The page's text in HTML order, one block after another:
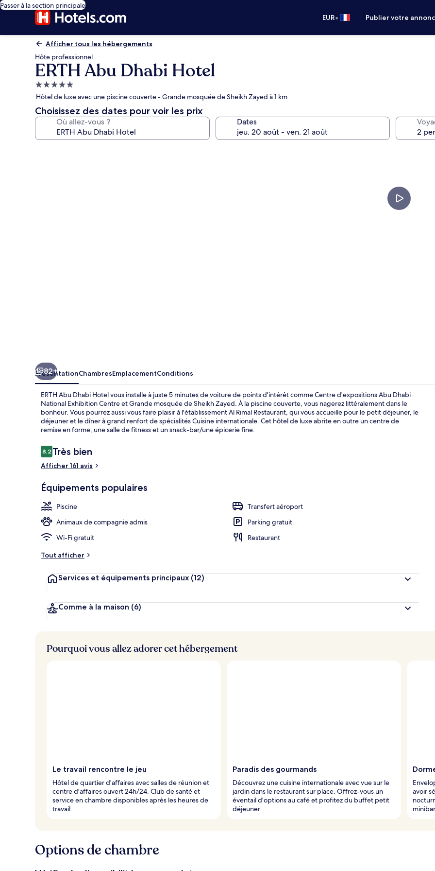
Passer à la section principale
EUR• Publier votre
Afficher tous les hébergements
Hôte professionnel
ERTH Abu Dhabi Hotel
Hébergement
5.0 étoiles
Hôtel de luxe avec une piscine couverte - Grande mosquée de Sheikh Zayed à 1 km
Choisissez des dates pour voir les prix
Où allez-vous ? Dates
Extérieur
82+
PrésentationChambresEmplacementConditions
ERTH Abu Dhabi Hotel vous installe à juste 5 minutes de voiture de points d'intérêt comme Centre d'expositions Abu Dhabi
National Exhibition Centre et Grande mosquée de Sheikh Zayed. À la piscine couverte, vous nagerez littéralement dans le
bonheur. Vous pourrez aussi vous faire plaisir à l'établissement Al Rimal Restaurant, qui vous accueille pour le petit déjeuner, le
déjeuner et le dîner à grand renfort de spécialités Cuisine internationale. Cet hôtel de luxe abrite en outre un centre de
remise en forme, une salle de fitness et un snack-bar/une épicerie fine.
Avis
voyageurs
8,28,2 sur 10
Très bien
Afficher 161 avis
Équipements populaires
Piscine
Transfert aéroport
Animaux de compagnie admis
Parking gratuit
Wi-Fi gratuit
Restaurant
Tout afficher
Services et équipements principaux (12)
Comme à la maison (6)
Pourquoi vous allez adorer cet hébergement
Le travail rencontre le jeu
Hôtel de quartier d'affaires avec salles de réunion et
centre d'affaires ouvert 24h/24. Club de santé et
service en chambre disponibles après les heures de
travail.
Paradis des gourmands
Découvrez une cuisine internationale avec vue sur le
jardin dans le restaurant sur place. Offrez-vous un
éventail d'options au café et profitez du buffet petit
déjeuner.
avoir
Options de chambre